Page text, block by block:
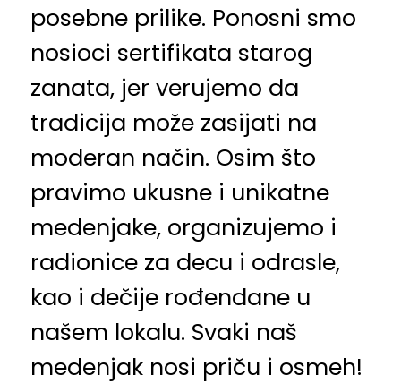
posebne prilike. Ponosni smo
nosioci sertifikata starog
zanata, jer verujemo da
tradicija može zasijati na
moderan način. Osim što
pravimo ukusne i unikatne
medenjake, organizujemo i
radionice za decu i odrasle,
kao i dečije rođendane u
našem lokalu. Svaki naš
medenjak nosi priču i osmeh!